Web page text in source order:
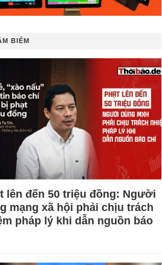
BIẾM
lên đến 50 triệu đồng: Người
mạng xã hội phải chịu trách
pháp lý khi dẫn nguồn báo